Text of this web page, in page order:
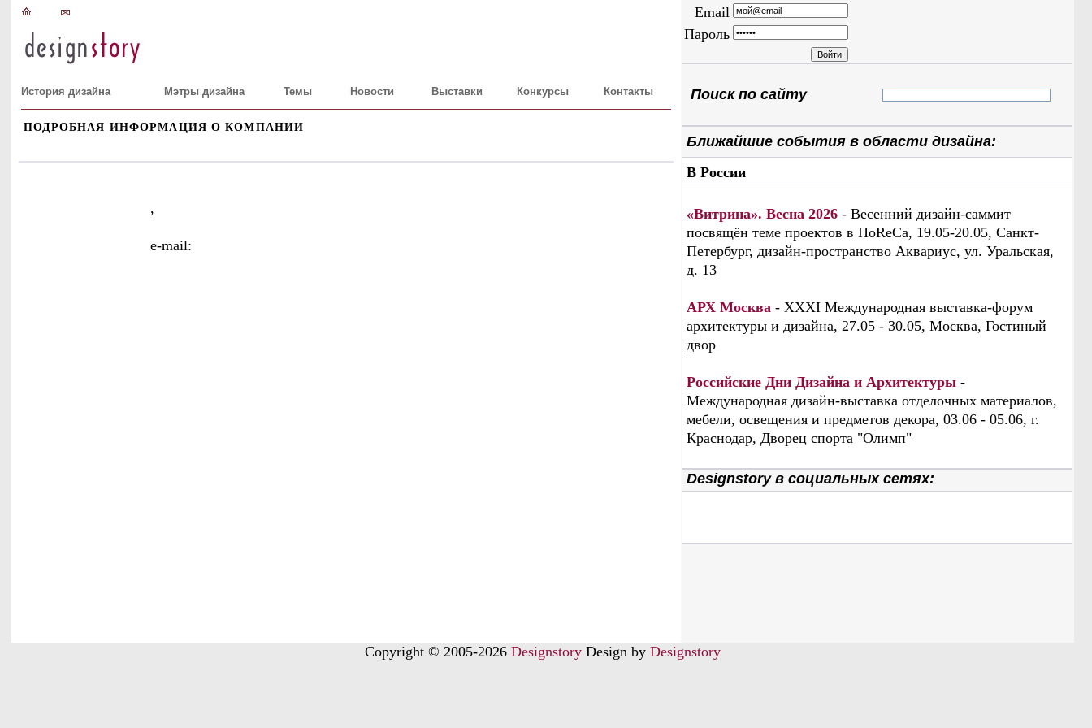
История дизайна Мэтры дизайна Темы Новости Выставки Конкурсы Контакты
ПОДРОБНАЯ ИНФОРМАЦИЯ О КОМПАНИИ
,
e-mail:
Email
Пароль
Поиск по сайту
Ближайшие события в области дизайна:
В России
«Витрина». Весна 2026 - Весенний дизайн-саммит
посвящён теме проектов в HoReCa, 19.05-20.05, Санкт-
Петербург, дизайн-пространство Аквариус, ул. Уральская,
д. 13
АРХ Москва - XXXI Международная выставка-форум
архитектуры и дизайна, 27.05 - 30.05, Москва, Гостиный
двор
Российские Дни Дизайна и Архитектуры -
Международная дизайн-выставка отделочных материалов,
мебели, освещения и предметов декора, 03.06 - 05.06, г.
Краснодар, Дворец спорта "Олимп"
Designstory в социальных сетях:
Copyright © 2005-2026 Designstory Design by Designstory